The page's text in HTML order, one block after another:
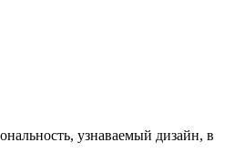
узнаваемый дизайн, в